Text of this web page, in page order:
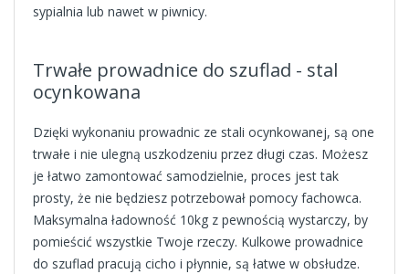
sypialnia lub nawet w piwnicy.
Trwałe prowadnice do szuflad - stal
ocynkowana
Dzięki wykonaniu prowadnic ze stali ocynkowanej, są one
trwałe i nie ulegną uszkodzeniu przez długi czas. Możesz
je łatwo zamontować samodzielnie, proces jest tak
prosty, że nie będziesz potrzebował pomocy fachowca.
Maksymalna ładowność 10kg z pewnością wystarczy, by
pomieścić wszystkie Twoje rzeczy. Kulkowe prowadnice
do szuflad pracują cicho i płynnie, są łatwe w obsłudze.